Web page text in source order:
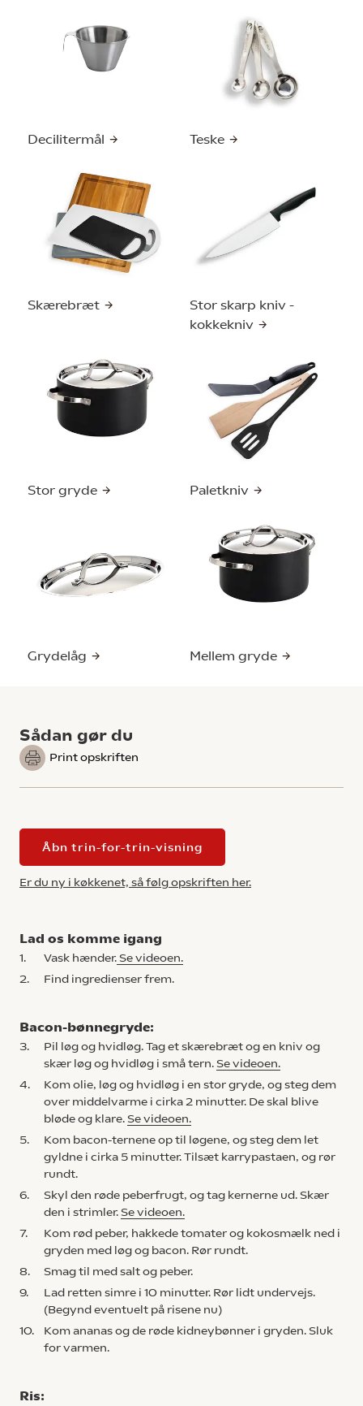
Decilitermål Teske
Skærebræt
Stor skarp kniv -
kokkekniv
Stor gryde Paletkniv
Grydelåg Mellem gryde
Sådan gør du
Print opskriften
Åbn trin-for-trin-visning
Er du ny i køkkenet, så følg opskriften her.
Lad os komme igang
1. Vask hænder. Se videoen.
2.
Find ingredienser frem.
Bacon-bønnegryde:
3.
Pil løg og hvidløg. Tag et skærebræt og en kniv og
skær løg og hvidløg i små tern. Se videoen.
4.
Kom olie, løg og hvidløg i en stor gryde, og steg dem
over middelvarme i cirka 2 minutter. De skal blive
bløde og klare. Se videoen.
5.
Kom bacon-ternene op til løgene, og steg dem let
gyldne i cirka 5 minutter. Tilsæt karrypastaen, og rør
rundt.
6.
Skyl den røde peberfrugt, og tag kernerne ud. Skær
den i strimler. Se videoen.
7.
Kom rød peber, hakkede tomater og kokosmælk ned i
gryden med løg og bacon. Rør rundt.
8.
Smag til med salt og peber.
9.
Lad retten simre i 10 minutter. Rør lidt undervejs.
(Begynd eventuelt på risene nu)
10.
Kom ananas og de røde kidneybønner i gryden. Sluk
for varmen.
Ris: